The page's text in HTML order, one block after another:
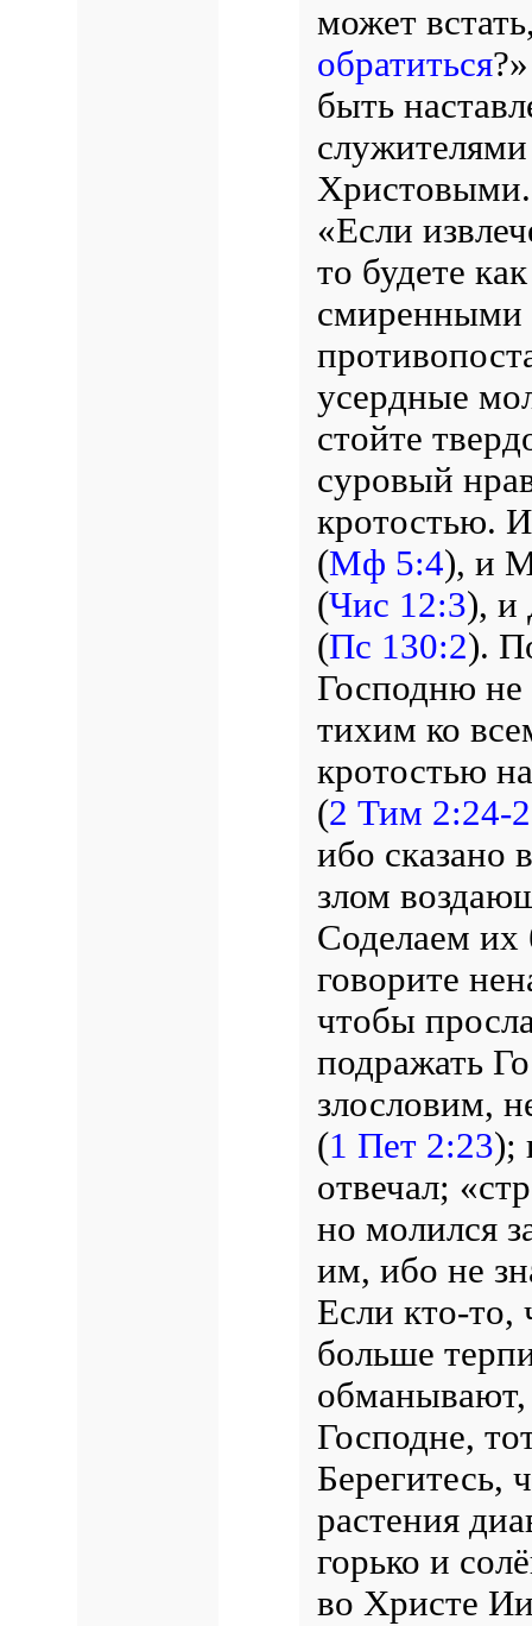
может
обратиться
быть
Христовыми.
«Если
то будете
смиренными
усердные
стойте
суровый
кротостью.
(Мф 5:4), и
(Чис 12:3), и
(Пс 130:2).
Господню не
тихим ко
кротостью
(2 Тим 2:24-
ибо сказано
злом
Соделаем их
говорите
чтобы
подражать
злословим,
(1 Пет 2:23);
отвечал;
но молился
им, ибо не
Если кто-
больше
обманывают,
Господне,
Берегитесь,
растения
горько и
во Христе